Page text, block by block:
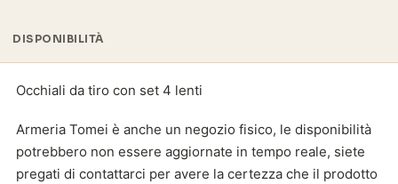
DISPONIBILITÀ
Occhiali da tiro con set 4 lenti
Armeria Tomei è anche un negozio fisico, le disponibilità
potrebbero non essere aggiornate in tempo reale, siete
pregati di contattarci per avere la certezza che il prodotto